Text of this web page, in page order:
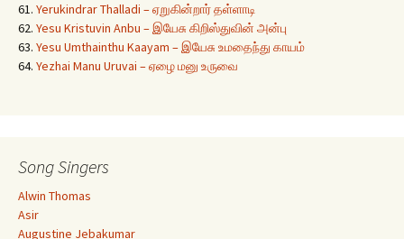
61. Yerukindrar Thalladi – ஏறுகின்றார் தள்ளாடி
62. Yesu Kristuvin Anbu – இயேசு கிறிஸ்துவின் அன்பு
63. Yesu Umthainthu Kaayam – இயேசு உமதைந்து காயம்
64. Yezhai Manu Uruvai – ஏழை மனு உருவை
Song Singers
Alwin Thomas
Asir
Augustine Jebakumar